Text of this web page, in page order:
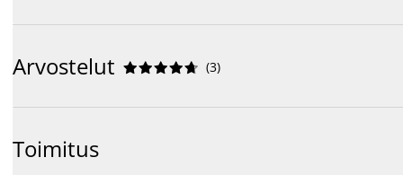
Arvostelut 




 (3)
Toimitus